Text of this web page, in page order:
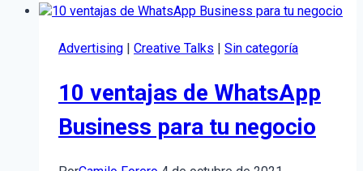
CONTENIDO
EN
SIN
–
Advertising | Creative Talks | Sin categoría
10 ventajas de WhatsApp
Business para tu negocio